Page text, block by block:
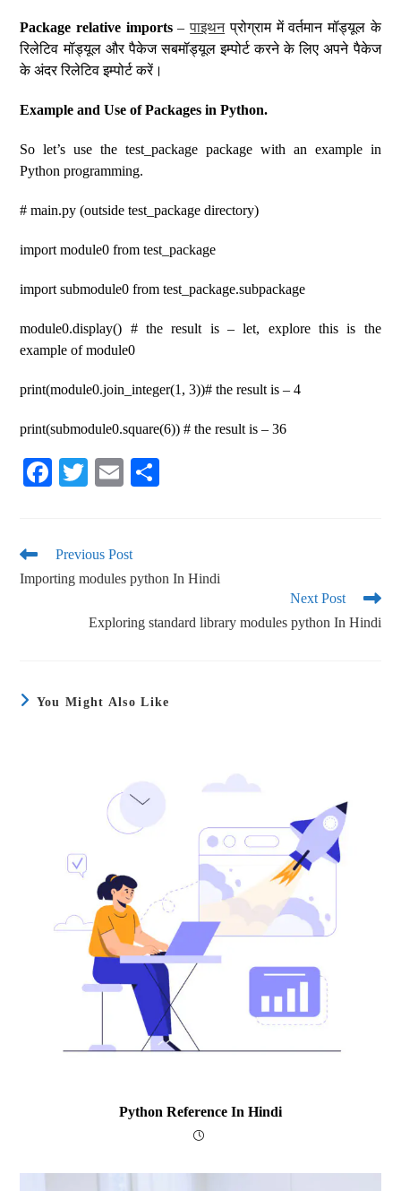
Package relative imports–पाइथनप्रोग्राम में वर्तमान मॉड्यूल के
रिलेटिव मॉड्यूल और पैकेज सबमॉड्यूल इम्पोर्ट करने के लिए अपने पैकेज
के अंदर रिलेटिव इम्पोर्ट करें।
Example and Use of Packages in Python.
So let’s use the test_package package with an example in
Python programming.
# main.py (outside test_package directory)
import module0 from test_package
import submodule0 from test_package.subpackage
module0.display() # the result is – let, explore this is the
example of module0
print(module0.join_integer(1, 3))# the result is – 4
print(submodule0.square(6)) # the result is – 36
Fa
ok
T
r
E
Previous Post
Importing modules python In Hindi
Next Post
Exploring standard library modules python In Hindi
You Might Also Like
Python Reference In Hindi